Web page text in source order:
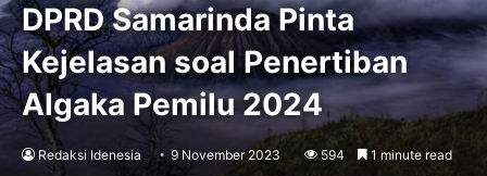
DPRD Samarinda Pinta
Kejelasan soal Penertiban
Algaka Pemilu 2024
Redaksi Idenesia 9 November 2023 594 1 minute read